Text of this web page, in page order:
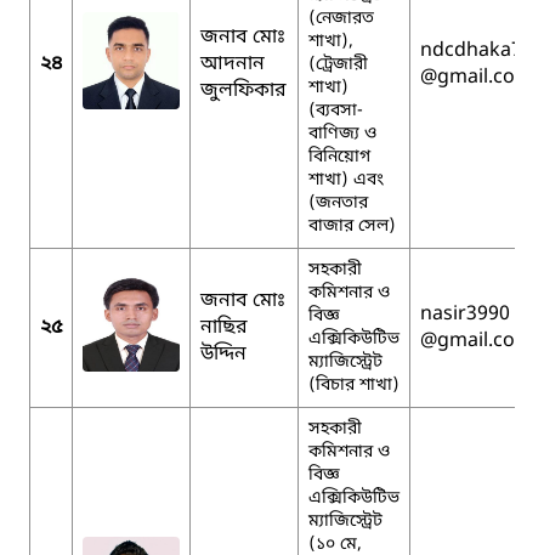
২৪
জনাব মোঃ
আদনান
জুলফিকার
(নেজারত
শাখা),
(ট্রেজারী
শাখা)
(ব্যবসা-
বাণিজ্য ও
বিনিয়োগ
শাখা) এবং
(জনতার
বাজার সেল)
ndcdhaka7
@gmail.com
২৫
জনাব মোঃ
নাছির
উদ্দিন
সহকারী
কমিশনার ও
বিজ্ঞ
এক্সিকিউটিভ
ম্যাজিস্ট্রেট
(বিচার শাখা)
nasir3990
@gmail.com
সহকারী
কমিশনার ও
বিজ্ঞ
এক্সিকিউটিভ
ম্যাজিস্ট্রেট
(১০ মে,